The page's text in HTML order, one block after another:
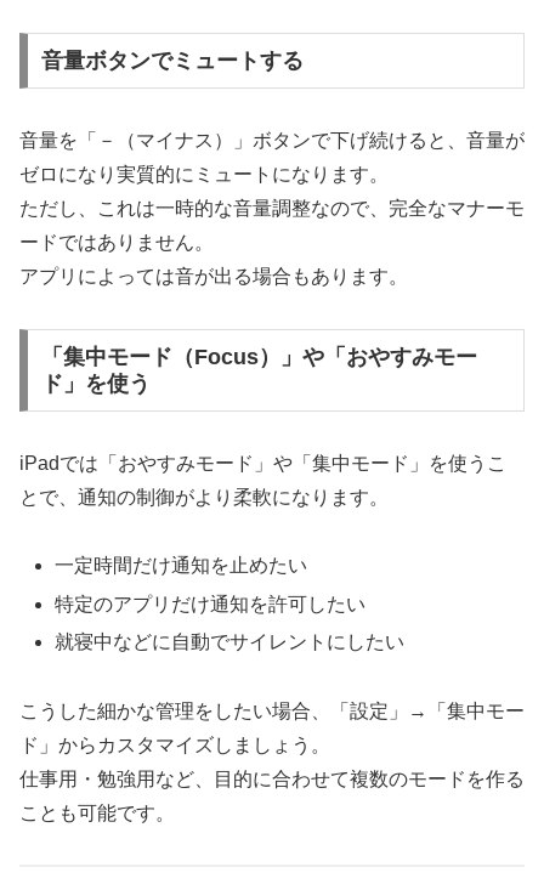
音量ボタンでミュートする
音量を「－（マイナス）」ボタンで下げ続けると、音量が
ゼロになり実質的にミュートになります。
ただし、これは一時的な音量調整なので、完全なマナーモ
ードではありません。
アプリによっては音が出る場合もあります。
「集中モード（Focus）」や「おやすみモー
ド」を使う
iPadでは「おやすみモード」や「集中モード」を使うこ
とで、通知の制御がより柔軟になります。
一定時間だけ通知を止めたい
特定のアプリだけ通知を許可したい
就寝中などに自動でサイレントにしたい
こうした細かな管理をしたい場合、「設定」→「集中モー
ド」からカスタマイズしましょう。
仕事用・勉強用など、目的に合わせて複数のモードを作る
ことも可能です。